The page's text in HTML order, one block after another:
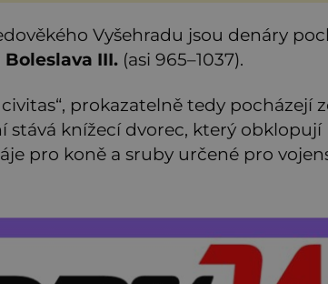
Vyšehradu jsou denáry
Boleslava III. (asi 965–1037).
prokazatelně tedy pocházejí
stává knížecí dvorec, který obklopují
pro koně a sruby určené pro